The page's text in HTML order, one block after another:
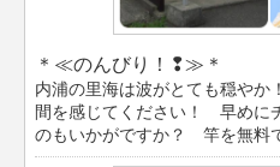
＊≪のんびり！❢≫＊
内浦の里海は波がとても穏や
間を感じてください！ 早めに
のもいかがですか？ 竿を無料